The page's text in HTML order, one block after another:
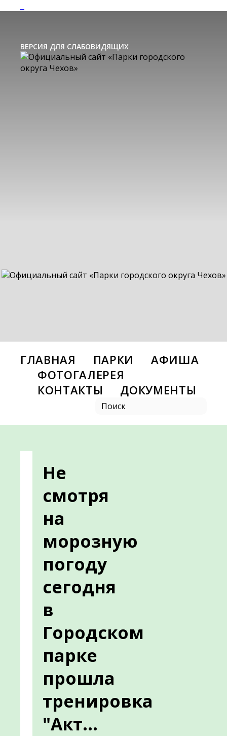
ВЕРСИЯ ДЛЯ СЛАБОВИДЯЩИХ
ГЛАВНАЯ ПАРКИ
АФИША
ФОТОГАЛЕРЕЯ
КОНТАКТЫ
ДОКУМЕНТЫ
Не
смотря
на
морозную
погоду
сегодня
в
Городском
парке
прошла
тренировка
"Акт...